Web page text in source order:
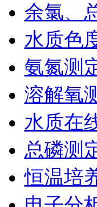
余氯、
水质色
氨氮测
溶解氧
水质在
总磷测
恒温培